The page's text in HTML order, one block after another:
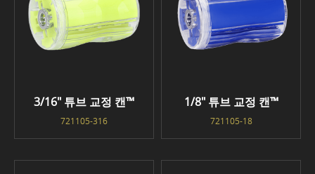
3/16" 튜브 교정 캔™
721105-316
1/8" 튜브 교정 캔™
721105-18